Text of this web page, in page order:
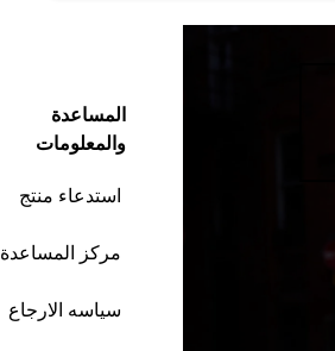
المساعدة
والمعلومات
استدعاء منتج
مركز المساعدة
سياسه الارجاع